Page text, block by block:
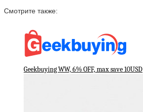
Смотрите также:
Geekbuying WW, 6% OFF, max save 10USD